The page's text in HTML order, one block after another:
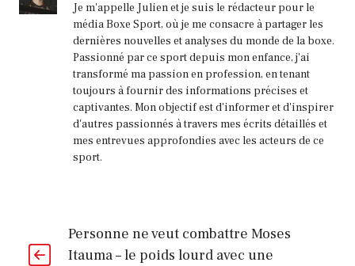
Je m'appelle Julien et je suis le rédacteur pour le
média Boxe Sport, où je me consacre à partager les
dernières nouvelles et analyses du monde de la boxe.
Passionné par ce sport depuis mon enfance, j'ai
transformé ma passion en profession, en tenant
toujours à fournir des informations précises et
captivantes. Mon objectif est d'informer et d'inspirer
d'autres passionnés à travers mes écrits détaillés et
mes entrevues approfondies avec les acteurs de ce
sport.
Personne ne veut combattre Moses
Itauma – le poids lourd avec une